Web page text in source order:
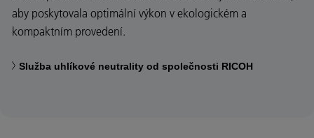
aby poskytovala optimální výkon v ekologickém a
kompaktním provedení.
Služba uhlíkové neutrality od společnosti RICOH